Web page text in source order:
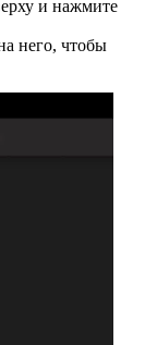
и нажмите
него, чтобы